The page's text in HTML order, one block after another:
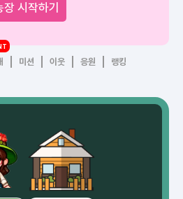
장 시작하기
미션 이웃 응원 랭킹